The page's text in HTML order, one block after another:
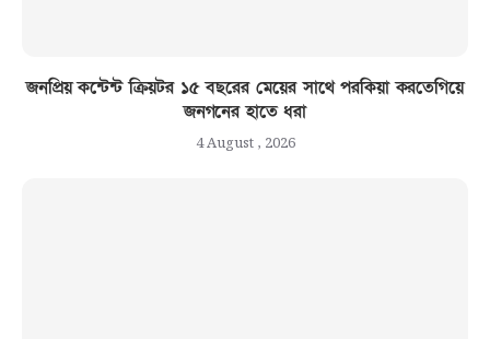
জনপ্রিয় কন্টেন্ট ক্রিয়টর ১৫ বছরের মেয়ের সাথে পরকিয়া করতেগিয়ে
জনগনের হাতে ধরা
4 August , 2026